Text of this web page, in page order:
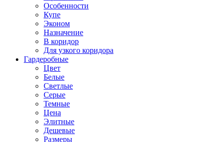
Особенности
Купе
Эконом
Назначение
В коридор
Для узкого коридора
Гардеробные
Цвет
Белые
Светлые
Серые
Темные
Цена
Элитные
Дешевые
Размеры